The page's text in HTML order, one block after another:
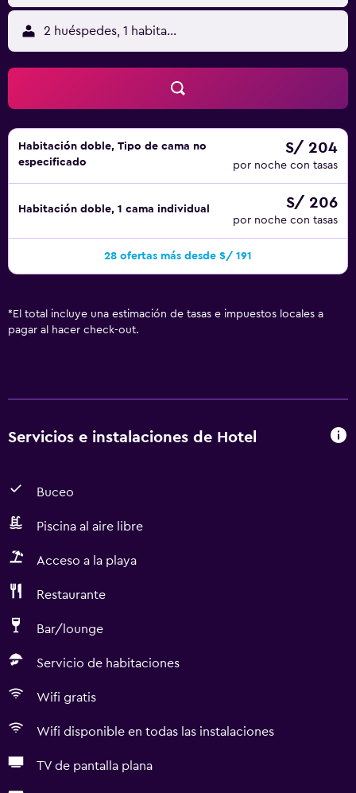
2 huéspedes, 1 habitación
Habitación doble, Tipo de cama no
especificado
S/ 204
por noche con tasas
Habitación doble, 1 cama individual S/ 206
por noche con tasas
28 ofertas más desde S/ 191
* El total incluye una estimación de tasas e impuestos locales a
pagar al hacer check-out.
Servicios e instalaciones de Hotel
Buceo
Piscina al aire libre
Acceso a la playa
Restaurante
Bar/lounge
Servicio de habitaciones
Wifi gratis
Wifi disponible en todas las instalaciones
TV de pantalla plana